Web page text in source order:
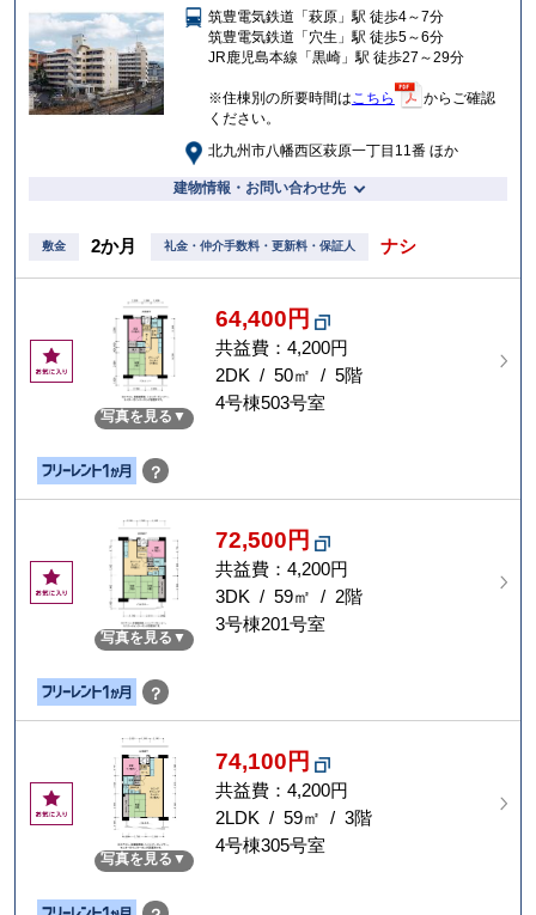
入
り
筑豊電気鉄道「萩原」駅 徒歩4～7分
筑豊電気鉄道「穴生」駅 徒歩5～6分
JR鹿児島本線「黒崎」駅 徒歩27～29分
※住棟別の所要時間は こちら
からご確認
ください。
北九州市八幡西区萩原一丁目11番 ほか
建物情報・お問い合わせ先
敷金 2か月 礼金・仲介手数料・更新料・保証人 ナシ
お
気
写真を見る
64,400円
共益費：4,200円
2DK / 50㎡ / 5階
4号棟503号室
？
お
気
写真を見る
72,500円
共益費：4,200円
3DK / 59㎡ / 2階
3号棟201号室
？
お
気
写真を見る
74,100円
共益費：4,200円
2LDK / 59㎡ / 3階
4号棟305号室